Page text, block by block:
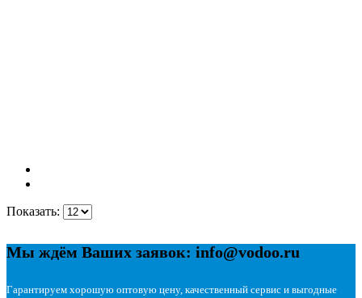
Показать:
Мы ждём Ваших заявок: info@vodoo.ru
Гарантируем хорошую оптовую цену, качественный сервис и выгодные